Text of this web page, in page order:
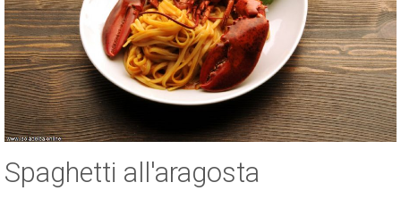
Spaghetti all'aragosta